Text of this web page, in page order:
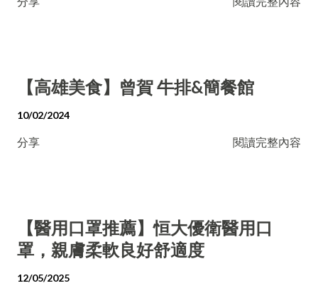
【高雄美食】曾賀 牛排&簡餐館
10/02/2024
分享 閱讀完整內容
【醫用口罩推薦】恒大優衛醫用口
罩，親膚柔軟良好舒適度
12/05/2025